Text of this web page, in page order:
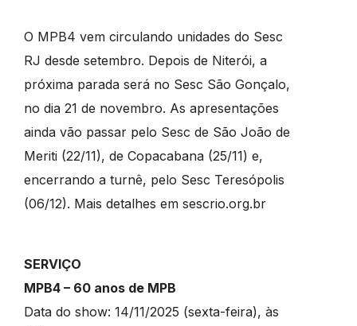
O MPB4 vem circulando unidades do Sesc
RJ desde setembro. Depois de Niterói, a
próxima parada será no Sesc São Gonçalo,
no dia 21 de novembro. As apresentações
ainda vão passar pelo Sesc de São João de
Meriti (22/11), de Copacabana (25/11) e,
encerrando a turnê, pelo Sesc Teresópolis
(06/12). Mais detalhes em sescrio.org.br
SERVIÇO
MPB4 – 60 anos de MPB
Data do show: 14/11/2025 (sexta-feira), às